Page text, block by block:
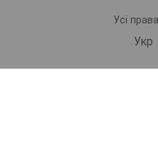
Усі
Укр